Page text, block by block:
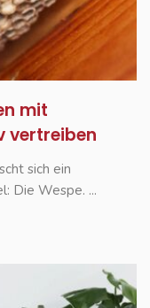
mit
vertreiben
sich ein
Die Wespe. ...